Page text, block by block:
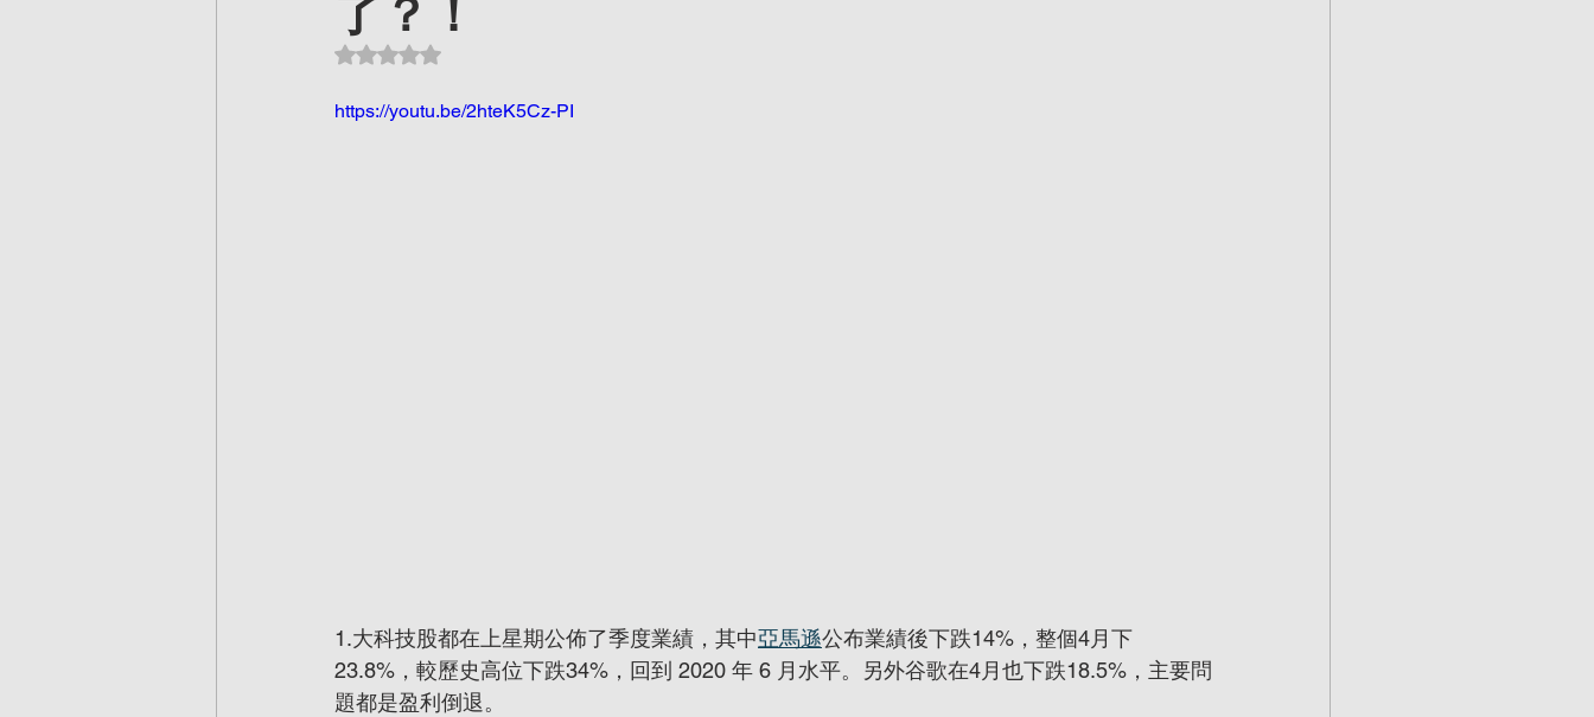
了？！
Rated NaN out of 5 stars.
https://youtu.be/2hteK5Cz-PI
1.大科技股都在上星期公佈了季度業績，其中亞馬遜公布業績後下跌14%，整個4月下
23.8%，較歷史高位下跌34%，回到 2020 年 6 月水平。另外谷歌在4月也下跌18.5%，主要問
題都是盈利倒退。